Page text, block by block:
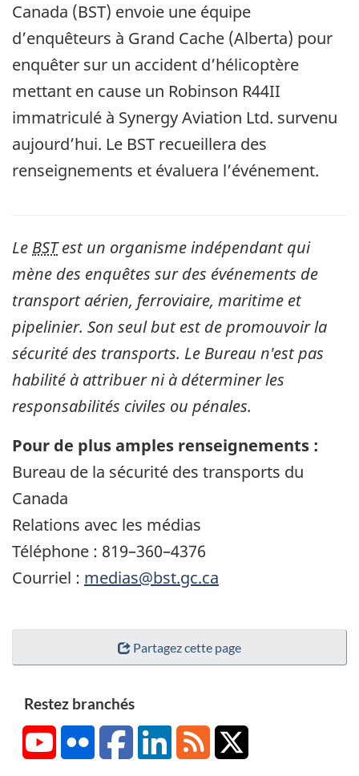
Canada (BST) envoie une équipe
d’enquêteurs à Grand Cache (Alberta) pour
enquêter sur un accident d’hélicoptère
mettant en cause un Robinson R44II
immatriculé à Synergy Aviation Ltd. survenu
aujourd’hui. Le BST recueillera des
renseignements et évaluera l’événement.
Le BSTest un organisme indépendant qui
mène des enquêtes sur des événements de
transport aérien, ferroviaire, maritime et
pipelinier. Son seul but est de promouvoir la
sécurité des transports. Le Bureau n'est pas
habilité à attribuer ni à déterminer les
responsabilités civiles ou pénales.
Pour de plus amples renseignements :
Bureau de la sécurité des transports du
Canada
Relations avec les médias
Téléphone : 819–360–4376
Courriel : medias@bst.gc.ca
Partagez cette page
Restez branchés
YouTubeFlickr FacebookLinkedInRSS